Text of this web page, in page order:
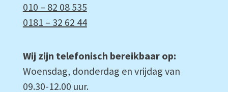
010 – 82 08 535
0181 – 32 62 44
Wij zijn telefonisch bereikbaar op:
Woensdag, donderdag en vrijdag van
09.30-12.00 uur.